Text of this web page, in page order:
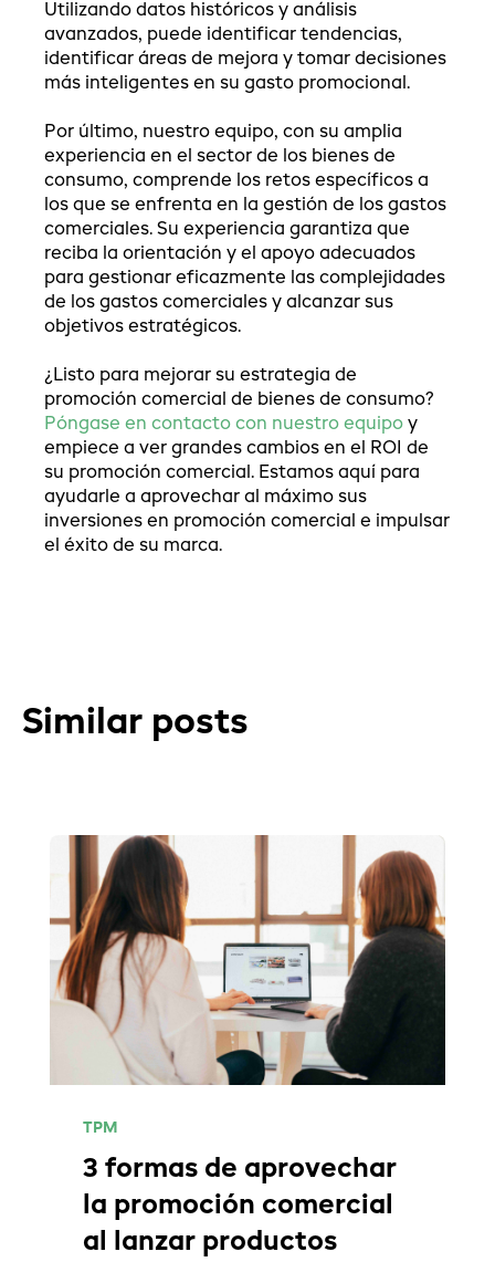
Utilizando datos históricos y análisis
avanzados, puede identificar tendencias,
identificar áreas de mejora y tomar decisiones
más inteligentes en su gasto promocional.
Por último, nuestro equipo, con su amplia
experiencia en el sector de los bienes de
consumo, comprende los retos específicos a
los que se enfrenta en la gestión de los gastos
comerciales. Su experiencia garantiza que
reciba la orientación y el apoyo adecuados
para gestionar eficazmente las complejidades
de los gastos comerciales y alcanzar sus
objetivos estratégicos.
¿Listo para mejorar su estrategia de
promoción comercial de bienes de consumo?
Póngase en contacto con nuestro equipo y
empiece a ver grandes cambios en el ROI de
su promoción comercial. Estamos aquí para
ayudarle a aprovechar al máximo sus
inversiones en promoción comercial e impulsar
el éxito de su marca.
Similar posts
TPM
3 formas de aprovechar
la promoción comercial
al lanzar productos